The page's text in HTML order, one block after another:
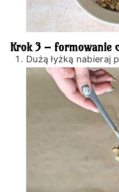
Krok 3 – formowanie
Dużą łyżką nabieraj